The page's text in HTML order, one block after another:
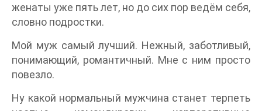
женаты уже пять лет, но до сих пор ведём себя,
словно подростки.
Мой муж самый лучший. Нежный, заботливый,
понимающий, романтичный. Мне с ним просто
повезло.
Ну какой нормальный мужчина станет терпеть